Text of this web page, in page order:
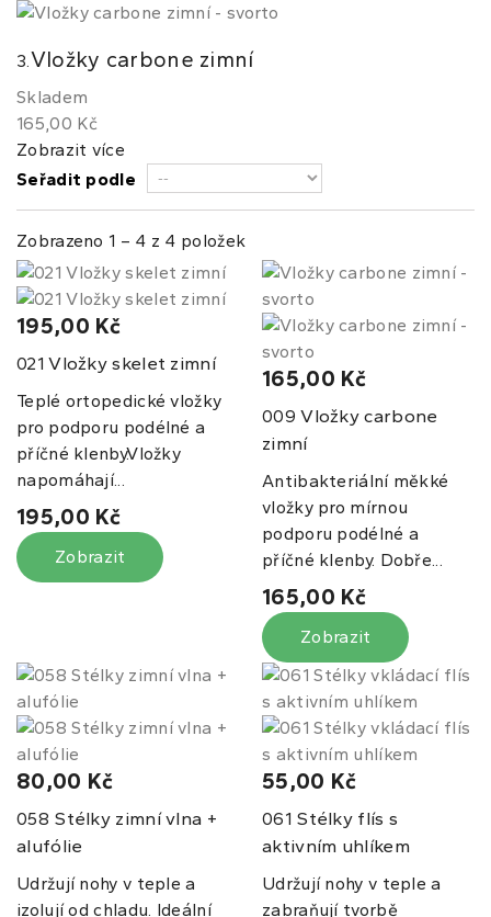
3. Vložky carbone zimní
Skladem
165,00 Kč
Zobrazit více
Seřadit podle
Zobrazeno 1 – 4 z 4 položek
195,00 Kč
021 Vložky skelet zimní
Teplé ortopedické vložky
pro podporu podélné a
příčné klenby.Vložky
napomáhají...
195,00 Kč
Zobrazit
165,00 Kč
009 Vložky carbone
zimní
Antibakteriální měkké
vložky pro mírnou
podporu podélné a
příčné klenby. Dobře...
165,00 Kč
Zobrazit
80,00 Kč
058 Stélky zimní vlna +
alufólie
Udržují nohy v teple a
izolují od chladu. Ideální
55,00 Kč
061 Stélky flís s
aktivním uhlíkem
Udržují nohy v teple a
zabraňují tvorbě